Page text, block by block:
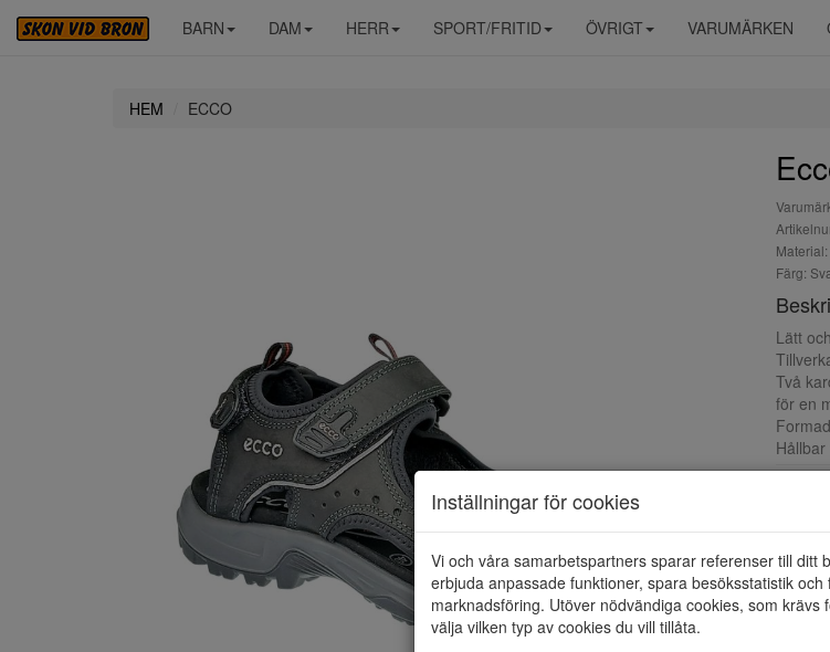
BARN DAM HERR SPORT/FRITID ÖVRIGT VARUMÄRKEN
HEM ECCO
Färg:
Lätt
Två
för en
Inställningar för cookies
Vi och våra samarbetspartners sparar referenser till ditt
erbjuda anpassade funktioner, spara besöksstatistik
marknadsföring. Utöver nödvändiga cookies, som krävs
välja vilken typ av cookies du vill tillåta.